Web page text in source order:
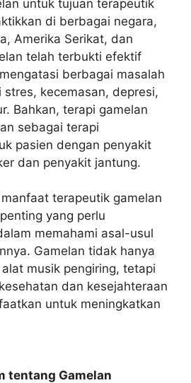
untuk tujuan terapeutik
di berbagai negara,
Amerika Serikat, dan
telah terbukti efektif
berbagai masalah
kecemasan, depresi,
Bahkan, terapi gamelan
sebagai terapi
pasien dengan penyakit
dan penyakit jantung.
terapeutik gamelan
yang perlu
memahami asal-usul
Gamelan tidak hanya
musik pengiring, tetapi
dan kesejahteraan
untuk meningkatkan
tentang Gamelan